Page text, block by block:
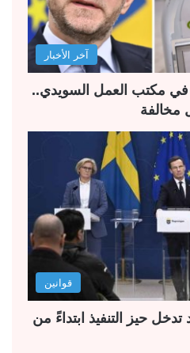
ة
ل
ي
آخر الأخبار
في مكتب العمل السويدي..
مخالفة
قوانين
حيز التنفيذ ابتداءً من